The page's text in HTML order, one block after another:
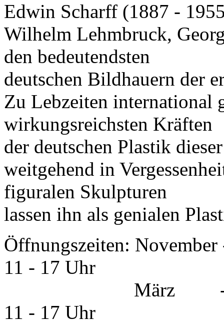
Edwin Scharff (1887 -
Wilhelm Lehmbruck,
den bedeutendsten
deutschen Bildhauern der
Zu Lebzeiten international
wirkungsreichsten Kräften
der deutschen Plastik
weitgehend in
figuralen Skulpturen
lassen ihn als genialen
Öffnungszeiten:
11 - 17 Uhr
März - Oktober
11 - 17 Uhr